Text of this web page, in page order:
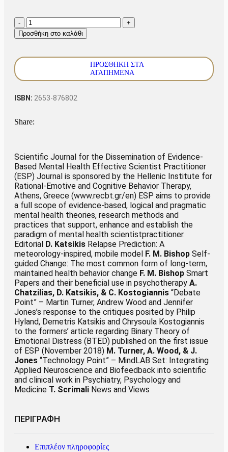
Προσθήκη στο καλάθι
ΠΡΟΣΘΉΚΗ ΣΤΑ
ΑΓΑΠΗΜΈΝΑ
ISBN: 2653-876802
Share:
Scientific Journal for the Dissemination of Evidence-
Based Mental Health Effective Scientist Practitioner
(ESP) Journal is sponsored by the Hellenic Institute for
Rational-Emotive and Cognitive Behavior Therapy,
Athens, Greece (www.recbt.gr/en) ESP aims to provide
a full scope of evidence-based, logical and pragmatic
mental health theories, research methods and
practices that support, enhance and establish the
paradigm of mental health scientistpractitioner.
Editorial D. Katsikis Relapse Prediction: A
meteorology-inspired, mobile model F. M. Bishop Self-
guided Change: The most common form of long-term,
maintained health behavior change F. M. Bishop Smart
Papers and their beneficial use in psychotherapy A.
Chatzilias, D. Katsikis, & C. Kostogiannis “Debate
Point” – Martin Turner, Andrew Wood and Jennifer
Jones’s response to the critiques posited by Philip
Hyland, Demetris Katsikis and Chrysoula Kostogiannis
to the formers’ article regarding Binary Theory of
Emotional Distress (BTED) published on the first issue
of ESP (November 2018) M. Turner, A. Wood, & J.
Jones “Technology Point” – MindLAB Set: Integrating
Applied Neuroscience and Biofeedback into scientific
and clinical work in Psychiatry, Psychology and
Medicine T. Scrimali News and Views
ΠΕΡΙΓΡΑΦΗ
Επιπλέον πληροφορίες